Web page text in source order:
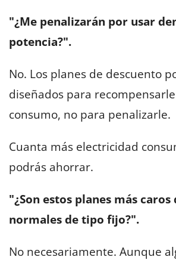
"¿Me penalizarán por usar
potencia?".
No. Los planes de descuento
diseñados para
consumo, no para penalizarle.
Cuanta más electricidad
podrás ahorrar.
"¿Son estos planes más
normales de tipo fijo?".
No necesariamente. Aunque